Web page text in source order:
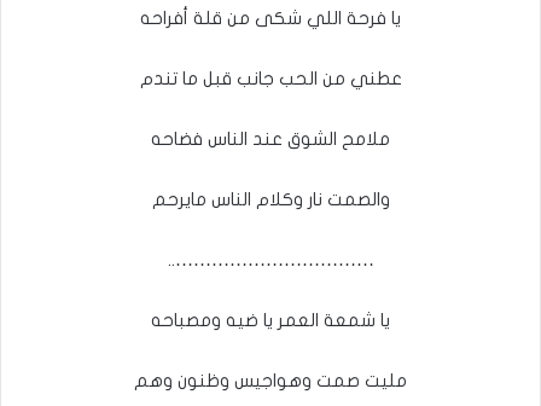
يا فرحة اللي شكى من قلة أفراحه
عطني من الحب جانب قبل ما تندم
ملامح الشوق عند الناس فضاحه
والصمت نار وكلام الناس مايرحم
……………………………..
يا شمعة العمر يا ضيه ومصباحه
مليت صمت وهواجيس وظنون وهم